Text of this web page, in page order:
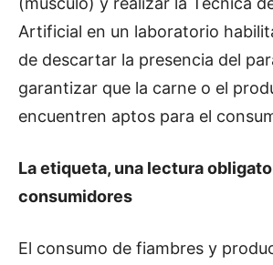
Artificial en un laboratorio
de descartar la presencia del
garantizar que la carne o el
encuentren aptos para el
La etiqueta, una lectura
consumidores
El consumo de fiambres y